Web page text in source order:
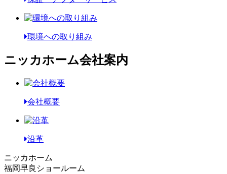
環境への取り組み
ニッカホーム会社案内
会社概要
沿革
ニッカホーム
福岡早良ショールーム